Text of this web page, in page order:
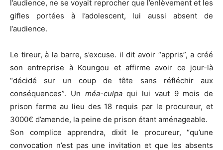
l’audience, ne se voyait reprocher que l’enlèvement et les
gifles portées à l’adolescent, lui aussi absent de
l’audience.
Le tireur, à la barre, s’excuse. il dit avoir “appris”, a créé
son entreprise à Koungou et affirme avoir ce jour-là
“décidé sur un coup de tête sans réfléchir aux
conséquences”. Un méa-culpaqui lui vaut 9 mois de
prison ferme au lieu des 18 requis par le procureur, et
3000€ d’amende, la peine de prison étant aménageable.
Son complice apprendra, dixit le procureur, “qu’une
convocation n’est pas une invitation et que les absents